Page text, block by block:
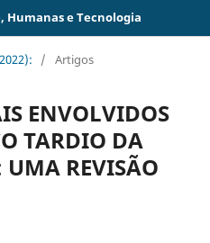
Humanas e Tecnologia
/ Artigos
ENVOLVIDOS
TARDIO DA
UMA REVISÃO